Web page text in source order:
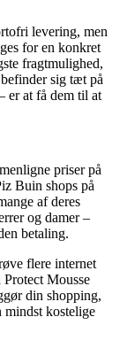
levering, men
for en konkret
fragtmulighed,
sig tæt på
er at få dem til at
priser på
Buin shops på
af deres
og damer –
betaling.
flere internet
Mousse
din shopping,
mindst kostelige